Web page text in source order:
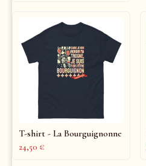
T-shirt - La Bourguignonne
24,50 €